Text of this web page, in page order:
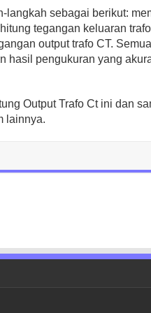
langkah sebagai berikut:
tegangan keluaran
output trafo CT. Semua
hasil pengukuran yang
Output Trafo Ct ini dan
lainnya.